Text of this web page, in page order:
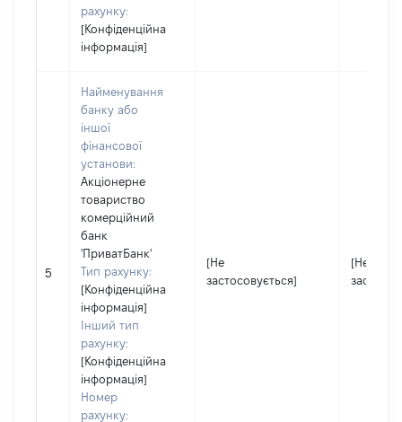
рахунку:
[Конфіденційна
інформація]
5
Найменування
банку або
іншої
фінансової
установи:
Акціонерне
товариство
комерційний
банк
'ПриватБанк'
Тип рахунку:
[Конфіденційна
інформація]
Інший тип
рахунку:
[Конфіденційна
інформація]
Номер
рахунку:
[Не
застосовується]
[Не